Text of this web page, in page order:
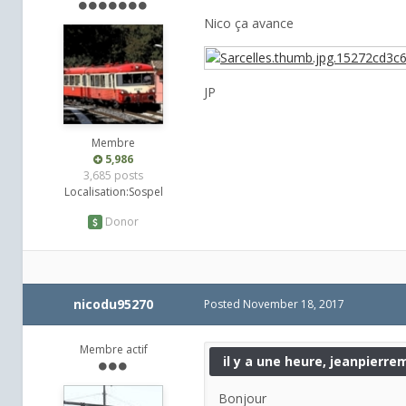
Membre
5,986
3,685 posts
Localisation:Sospel
Donor
Nico ça avance
JP
nicodu95270
Membre actif
Posted November 18, 2017
il y a une heure,
Bonjour